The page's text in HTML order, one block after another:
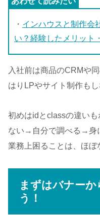
・ インハウスと制作会
い？経験したメリット
入社前は商品のCRMや
はりLPやサイト制作もし
初めはidとclassの違い
ない→自分で調べる→身
業務上困ることは、ほぼ
まずはバナー
う！